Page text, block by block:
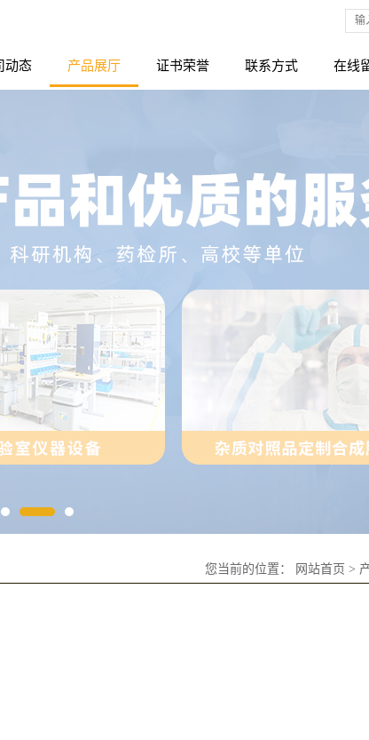
动态 产品展厅 证书荣誉 联系方式 在线
您当前的位置： 网站首页 >